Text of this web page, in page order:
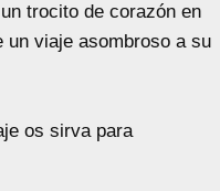
trocito de corazón en
un viaje asombroso a su
os sirva para